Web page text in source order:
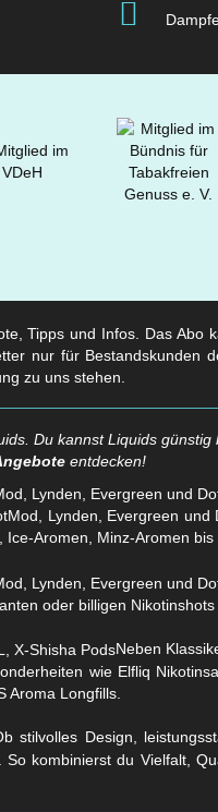
Tipps und Infos. Das Abo
nur für Bestandskunden
zu uns stehen.
Du kannst Liquids
entdecken!
Lynden, Evergreen
Aromen, Minz-Aromen
oder billigen Nikotinshots
Neben
wie Elfliq
Aroma Longfills.
stilvolles Design,
kombinierst du Vielfalt,